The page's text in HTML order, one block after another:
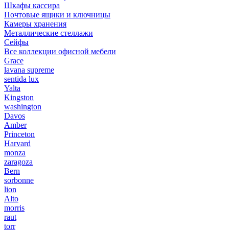
Шкафы кассира
Почтовые ящики и ключницы
Камеры хранения
Металлические стеллажи
Сейфы
Все коллекции офисной мебели
Grace
lavana supreme
sentida lux
Yalta
Kingston
washington
Davos
Amber
Princeton
Harvard
monza
zaragoza
Bern
sorbonne
lion
Alto
morris
raut
torr